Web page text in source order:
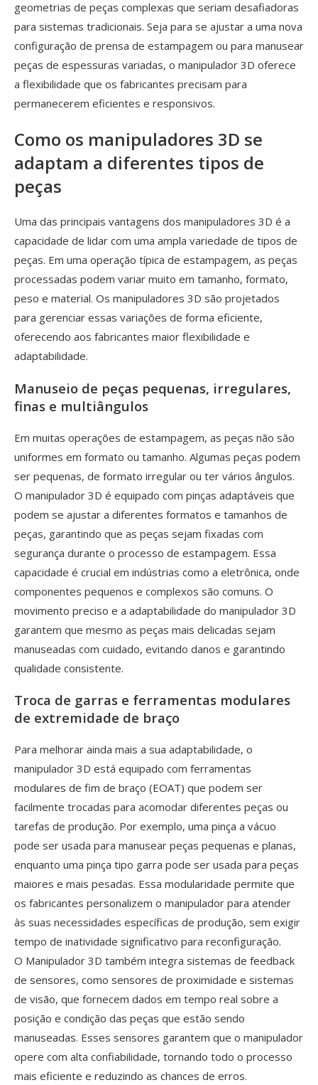
geometrias de peças complexas que seriam desafiadoras
para sistemas tradicionais. Seja para se ajustar a uma nova
configuração de prensa de estampagem ou para manusear
peças de espessuras variadas, o manipulador 3D oferece
a flexibilidade que os fabricantes precisam para
permanecerem eficientes e responsivos.
Como os manipuladores 3D se
adaptam a diferentes tipos de
peças
Uma das principais vantagens dos manipuladores 3D é a
capacidade de lidar com uma ampla variedade de tipos de
peças. Em uma operação típica de estampagem, as peças
processadas podem variar muito em tamanho, formato,
peso e material. Os manipuladores 3D são projetados
para gerenciar essas variações de forma eficiente,
oferecendo aos fabricantes maior flexibilidade e
adaptabilidade.
Manuseio de peças pequenas, irregulares,
finas e multiângulos
Em muitas operações de estampagem, as peças não são
uniformes em formato ou tamanho. Algumas peças podem
ser pequenas, de formato irregular ou ter vários ângulos.
O manipulador 3D é equipado com pinças adaptáveis ​​que
podem se ajustar a diferentes formatos e tamanhos de
peças, garantindo que as peças sejam fixadas com
segurança durante o processo de estampagem. Essa
capacidade é crucial em indústrias como a eletrônica, onde
componentes pequenos e complexos são comuns. O
movimento preciso e a adaptabilidade do manipulador 3D
garantem que mesmo as peças mais delicadas sejam
manuseadas com cuidado, evitando danos e garantindo
qualidade consistente.
Troca de garras e ferramentas modulares
de extremidade de braço
Para melhorar ainda mais a sua adaptabilidade, o
manipulador 3D está equipado com ferramentas
modulares de fim de braço (EOAT) que podem ser
facilmente trocadas para acomodar diferentes peças ou
tarefas de produção. Por exemplo, uma pinça a vácuo
pode ser usada para manusear peças pequenas e planas,
enquanto uma pinça tipo garra pode ser usada para peças
maiores e mais pesadas. Essa modularidade permite que
os fabricantes personalizem o manipulador para atender
às suas necessidades específicas de produção, sem exigir
tempo de inatividade significativo para reconfiguração.
O Manipulador 3D também integra sistemas de feedback
de sensores, como sensores de proximidade e sistemas
de visão, que fornecem dados em tempo real sobre a
posição e condição das peças que estão sendo
manuseadas. Esses sensores garantem que o manipulador
opere com alta confiabilidade, tornando todo o processo
mais eficiente e reduzindo as chances de erros.